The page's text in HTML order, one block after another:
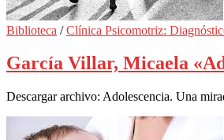
Biblioteca /Clínica Psicomotriz:
García Villar, Micaela
Descargar archivo: Adolescencia. Una